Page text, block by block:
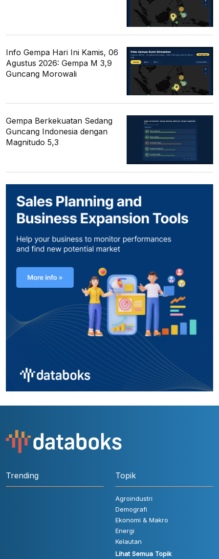
Info Gempa Hari Ini Kamis, 06
Agustus 2026: Gempa M 3,9
Guncang Morowali
Gempa Berkekuatan Sedang
Guncang Indonesia dengan
Magnitudo 5,3
Trending Topik
Agroindustri
Demografi
Ekonomi & Makro
Energi
Kelautan
Lihat Semua Topik